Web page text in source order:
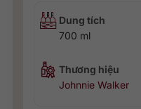
Dung tích
700 ml
Thương hiệu
Johnnie Walker